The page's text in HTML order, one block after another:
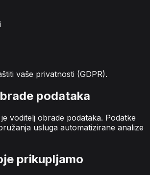
vaše privatnosti (GDPR).
podataka
voditelj obrade podataka. Podatke
usluga automatizirane analize
prikupljamo